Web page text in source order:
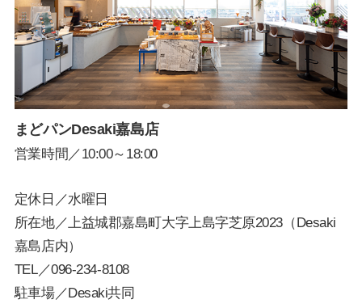
まどパンDesaki嘉島店
営業時間／10:00～18:00
定休日／水曜日
所在地／上益城郡嘉島町大字上島字芝原2023（Desaki
嘉島店内）
TEL／096-234-8108
駐車場／Desaki共同